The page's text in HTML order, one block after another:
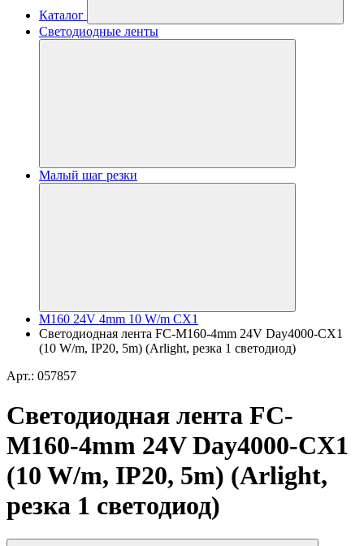
Каталог
Светодиодные ленты
Малый шаг резки
M160 24V 4mm 10 W/m CX1
Светодиодная лента FC-M160-4mm 24V Day4000-CX1
(10 W/m, IP20, 5m) (Arlight, резка 1 светодиод)
Арт.: 057857
Светодиодная лента FC-
M160-4mm 24V Day4000-CX1
(10 W/m, IP20, 5m) (Arlight,
резка 1 светодиод)